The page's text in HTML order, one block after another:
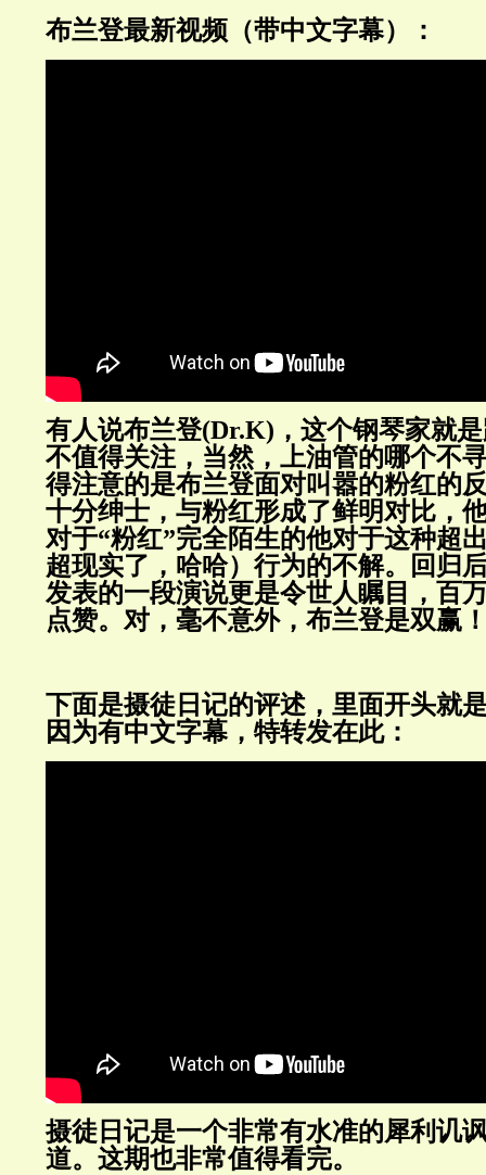
布兰登最新视频（带中文字幕）：
有人说布兰登(Dr.K)，这个钢琴家就
不值得关注，当然，上油管的哪个不
得注意的是布兰登面对叫嚣的粉红的
十分绅士，与粉红形成了鲜明对比，
对于“粉红”完全陌生的他对于这种超
超现实了，哈哈）行为的不解。回归
发表的一段演说更是令世人瞩目，百
点赞。对，毫不意外，布兰登是双赢
下面是摄徒日记的评述，里面开头就
因为有中文字幕，特转发在此：
摄徒日记是一个非常有水准的犀利讥
道。这期也非常值得看完。